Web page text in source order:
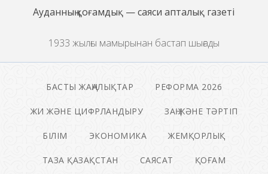
Ауданның қоғамдық — саяси апталық газеті
1933 жылғы мамырынан бастап шығады
БАСТЫ ЖАҢАЛЫҚТАР РЕФОРМА 2026
ЖИ ЖӘНЕ ЦИФРЛАНДЫРУ ЗАҢ ЖӘНЕ ТӘРТІП
БІЛІМ ЭКОНОМИКА ЖЕМҚОРЛЫҚ
ТАЗА ҚАЗАҚСТАН САЯСАТ ҚОҒАМ